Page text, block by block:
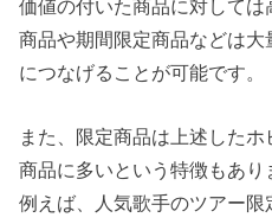
価値の付いた商品に対して
商品や期間限定商品などは
につなげることが可能です。
また、限定商品は上述した
商品に多いという特徴もあり
例えば、人気歌手のツアー